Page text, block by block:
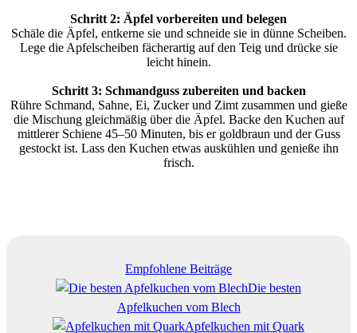
Schritt 2: Äpfel vorbereiten und belegen
Schäle die Äpfel, entkerne sie und schneide sie in dünne Scheiben.
Lege die Apfelscheiben fächerartig auf den Teig und drücke sie
leicht hinein.
Schritt 3: Schmandguss zubereiten und backen
Rühre Schmand, Sahne, Ei, Zucker und Zimt zusammen und gieße
die Mischung gleichmäßig über die Äpfel. Backe den Kuchen auf
mittlerer Schiene 45–50 Minuten, bis er goldbraun und der Guss
gestockt ist. Lass den Kuchen etwas auskühlen und genieße ihn
frisch.
Empfohlene Beiträge
Die besten
Apfelkuchen vom Blech
Apfelkuchen mit Quark